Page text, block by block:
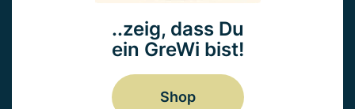
..zeig, dass Du
ein GreWi bist!
Shop